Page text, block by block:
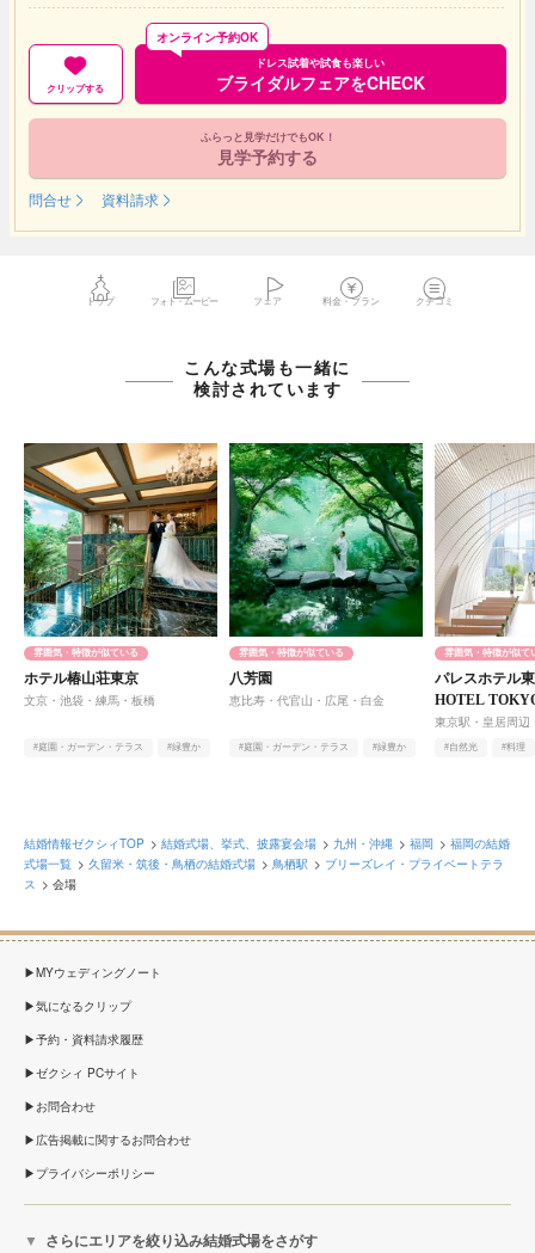
クリップする
ドレス試着や試食も楽しい
ブライダルフェアをCHECK
オンライン予約OK
ふらっと見学だけでもOK！
見学予約する
問合せ 資料請求
トップ フォト・ムービー フェア 料金・プラン クチコミ
こんな式場も一緒に
検討されています
雰囲気・特徴が似ている
ホテル椿山荘東京
文京・池袋・練馬・板橋
#庭園・ガーデン・テラス
#緑豊か
雰囲気・特徴が似ている
八芳園
恵比寿・代官山・広尾・白金
#庭園・ガーデン・テラス
#緑豊か
雰囲気・特徴が似て
パレスホテル
HOTEL
東京駅・皇居周辺
#自然光 #料理
結婚情報ゼクシィTOP 結婚式場、挙式、披露宴会場 九州・沖縄 福岡
福岡の結婚
式場一覧
久留米・筑後・鳥栖の結婚式場 鳥栖駅
ブリーズレイ・プライベートテラ
ス
会場
MYウェディングノート
気になるクリップ
予約・資料請求履歴
ゼクシィ PCサイト
お問合わせ
広告掲載に関するお問合わせ
プライバシーポリシー
さらにエリアを絞り込み結婚式場をさがす